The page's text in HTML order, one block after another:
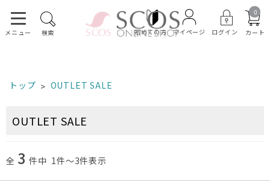
メニュー 検索 初めての方 マイページ ログイン
0
カート
トップ OUTLET SALE
OUTLET SALE
全 3 件中 1件～3件表示